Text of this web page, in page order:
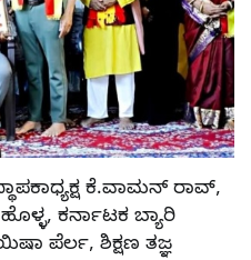
ಕೆ.ವಾಮನ್ ರಾವ್,
ಕರ್ನಾಟಕ ಬ್ಯಾರಿ
ಪೆರ್ಲ, ಶಿಕ್ಷಣ ತಜ್ಞ